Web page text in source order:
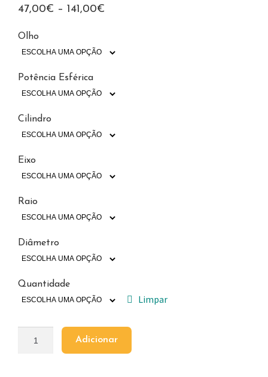
47,00€ – 141,00€
Olho
Potência Esférica
Cilindro
Eixo
Raio
Diâmetro
Quantidade
Limpar
Adicionar